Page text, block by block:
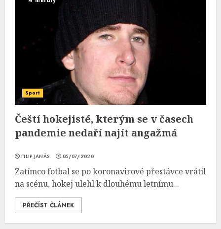
Sport
Čeští hokejisté, kterým se v časech
pandemie nedaří najít angažmá
FILIP JANÁS 05/07/2020
Zatímco fotbal se po koronavirové přestávce vrátil
na scénu, hokej ulehl k dlouhému letnímu...
PŘEČÍST ČLÁNEK